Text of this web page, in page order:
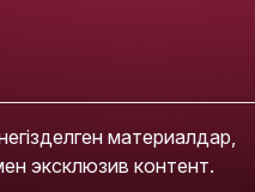
материалдар,
эксклюзив контент.